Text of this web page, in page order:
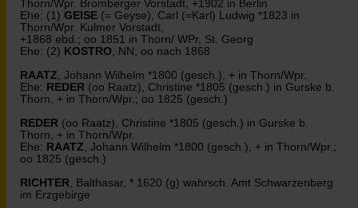
Thorn/Wpr. Bromberger Vorstadt, +1902 in Berlin
Ehe: (1) GEISE (= Geyse), Carl (=Karl) Ludwig *1823 in
Thorn/Wpr. Kulmer Vorstadt,
+1868 ebd.; oo 1851 in Thorn/ WPr, St. Georg
Ehe: (2) KOSTRO, NN; oo nach 1868
RAATZ, Johann Wilhelm *1800 (gesch.), + in Thorn/Wpr.
Ehe: REDER (oo Raatz), Christine *1805 (gesch.) in Gurske b.
Thorn, + in Thorn/Wpr.; oo 1825 (gesch.)
REDER (oo Raatz), Christine *1805 (gesch.) in Gurske b.
Thorn, + in Thorn/Wpr.
Ehe: RAATZ, Johann Wilhelm *1800 (gesch.), + in Thorn/Wpr.;
oo 1825 (gesch.)
RICHTER, Balthasar, * 1620 (g) wahrsch. Amt Schwarzenberg
im Erzgebirge